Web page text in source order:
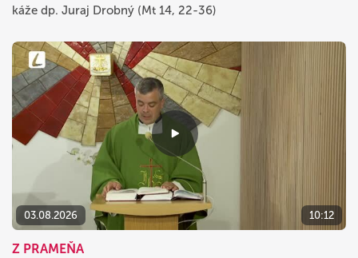
káže dp. Juraj Drobný (Mt 14, 22-36)
03.08.2026 10:12
Z PRAMEŇA